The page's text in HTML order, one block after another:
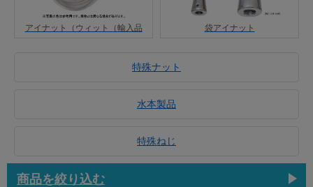
アイナット（ウィット（輸入品 袋アイナット
特殊ナット
水本製品
特殊ねじ
商品を絞り込む